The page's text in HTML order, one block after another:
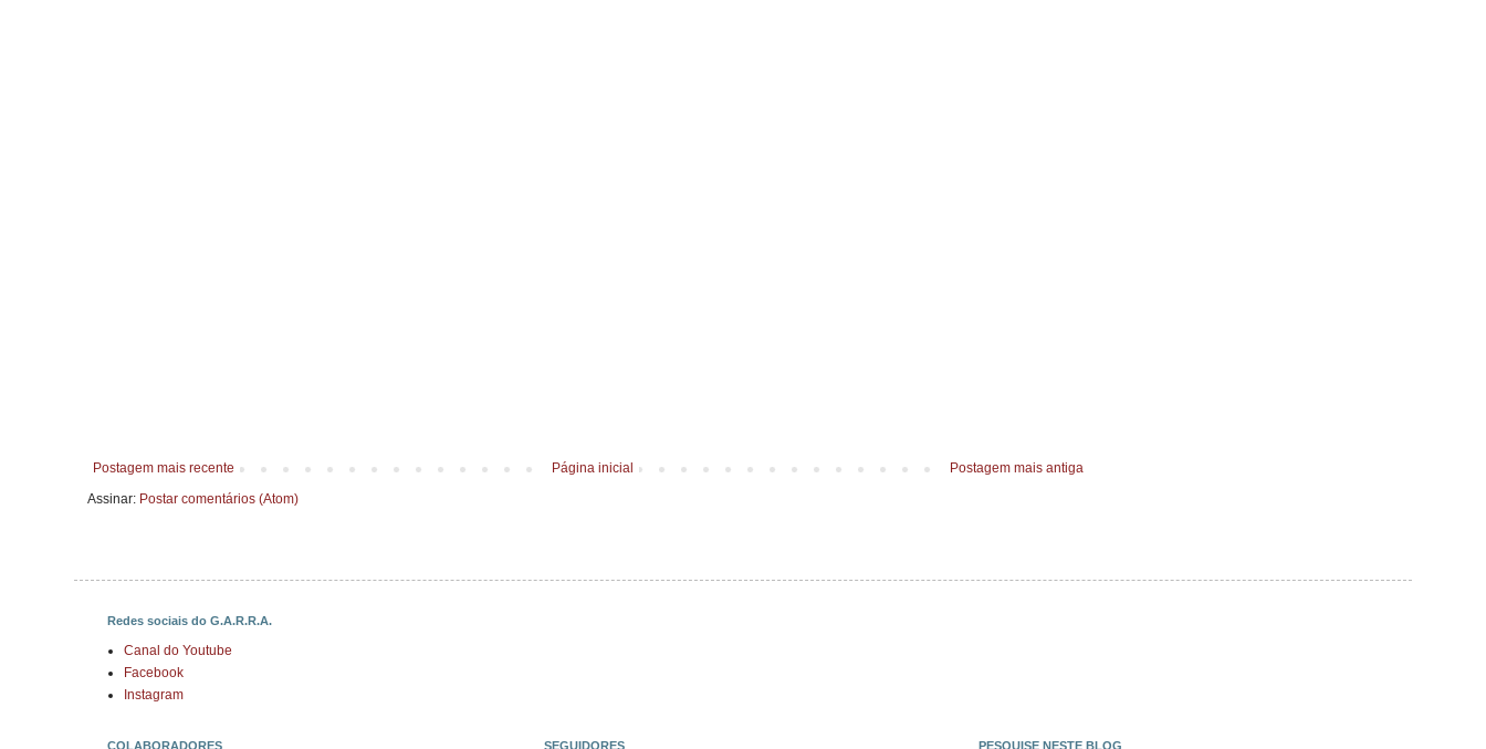
Postagem mais recente Postagem mais antiga
Página inicial
Assinar: Postar comentários (Atom)
Redes sociais do G.A.R.R.A.
Canal do Youtube
Facebook
Instagram
COLABORADORES SEGUIDORES PESQUISE NESTE BLOG